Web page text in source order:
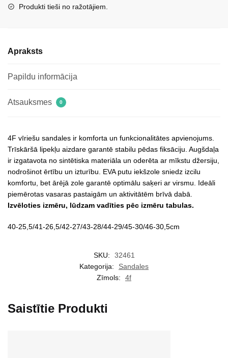
Produkti tieši no ražotājiem.
Apraksts
Papildu informācija
Atsauksmes 0
4F vīriešu sandales ir komforta un funkcionalitātes apvienojums.
Trīskāršā lipekļu aizdare garantē stabilu pēdas fiksāciju. Augšdaļa
ir izgatavota no sintētiska materiāla un oderēta ar mīkstu džersiju,
nodrošinot ērtību un izturību. EVA putu iekšzole sniedz izcilu
komfortu, bet ārējā zole garantē optimālu saķeri ar virsmu. Ideāli
piemērotas vasaras pastaigām un aktivitātēm brīvā dabā.
Izvēloties izmēru, lūdzam vadīties pēc izmēru tabulas.
40-25,5/41-26,5/42-27/43-28/44-29/45-30/46-30,5cm
SKU:
32461
Kategorija:
Sandales
Zīmols:
4f
Saistītie Produkti